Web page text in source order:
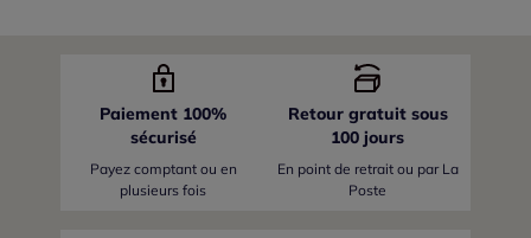
Paiement 100%
sécurisé
Payez comptant ou en
plusieurs fois
Retour gratuit sous
100 jours
En point de retrait ou par La
Poste